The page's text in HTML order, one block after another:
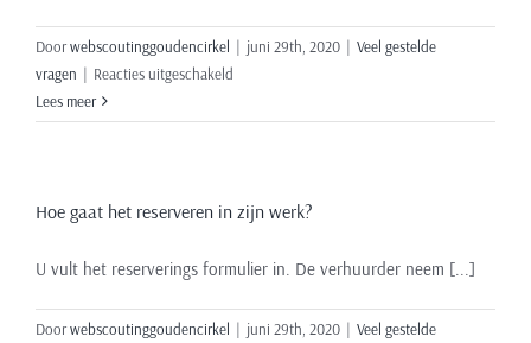
Doorwebscoutinggoudencirkel | juni 29th, 2020 | Veel gestelde
vragen | Reacties uitgeschakeld
wie
contact?
Lees meer
Hoe gaat het reserveren in zijn werk?
U vult het reserverings formulier in. De verhuurder neem [...]
Doorwebscoutinggoudencirkel | juni 29th, 2020 | Veel gestelde